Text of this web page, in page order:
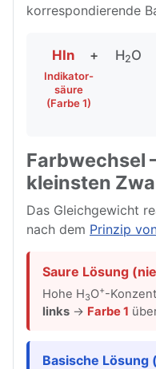
korrespondierende
HIn + H2O
Indikator-
säure
(Farbe 1)
Farbwechsel
kleinsten
Das Gleichgewicht
nach dem Prinzip
Saure Lösung
Hohe H3O+-
links → Farbe 1
Basische Lösung